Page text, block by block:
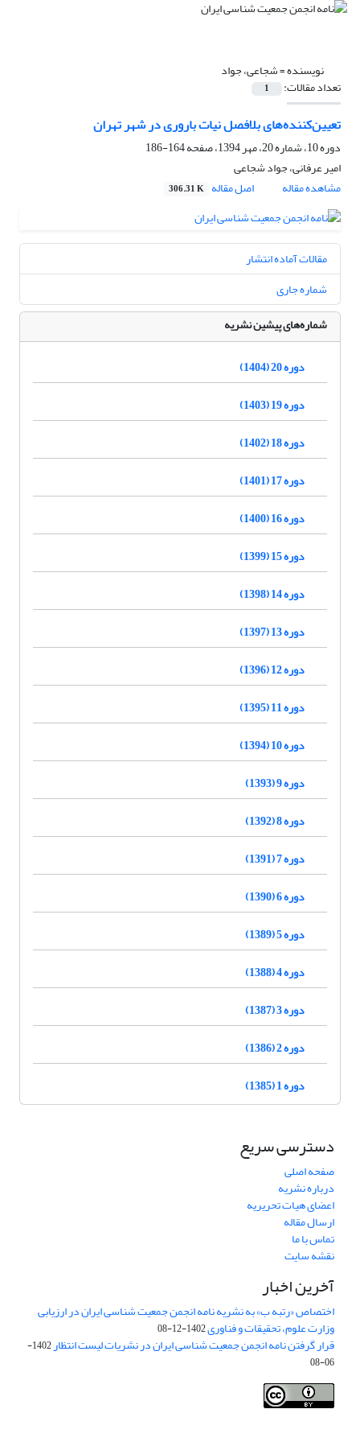
نویسنده =شجاعی، جواد
تعداد مقالات: 1
تعیین‌کننده‌های بلافصل نیات باروری در شهر تهران
دوره 10، شماره 20، مهر 1394، صفحه
164-186
امیر عرفانی، جواد شجاعی
مشاهده مقاله
اصل مقاله 306.31 K
مقالات آماده انتشار
شماره جاری
شماره‌های پیشین نشریه
دوره 20 (1404)
دوره 19 (1403)
دوره 18 (1402)
دوره 17 (1401)
دوره 16 (1400)
دوره 15 (1399)
دوره 14 (1398)
دوره 13 (1397)
دوره 12 (1396)
دوره 11 (1395)
دوره 10 (1394)
دوره 9 (1393)
دوره 8 (1392)
دوره 7 (1391)
دوره 6 (1390)
دوره 5 (1389)
دوره 4 (1388)
دوره 3 (1387)
دوره 2 (1386)
دوره 1 (1385)
دسترسی سریع
صفحه اصلی
درباره نشریه
اعضای هیات تحریریه
ارسال مقاله
تماس با ما
نقشه سایت
آخرین اخبار
اختصاص «رتبه ب» به نشریه نامه انجمن جمعیت شناسی ایران در ارزیابی
وزارت علوم، تحقیقات و فناوری1402-12-08
قرار گرفتن نامه انجمن جمعیت شناسی ایران در نشریات لیست انتظار
1402-
06-08